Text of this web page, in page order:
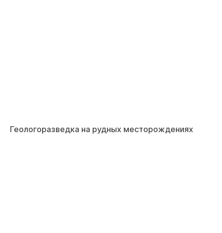
Геологоразведка на рудных месторождениях